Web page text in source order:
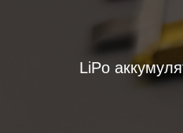
LiPo